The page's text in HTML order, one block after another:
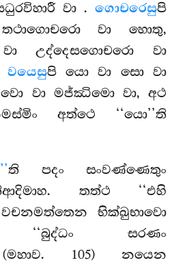
වා . ගොචරෙසුපි
වා හොතු,
උද්දෙසගොචරො වා
වයෙසුපි යො වා සො වා
වා මජ්ඣිමො වා, අථ
අත්ථෙ ‘‘යො’’ති
ති පදං සංවණ්ණෙතුං
තත්ථ ‘‘එහි
භික්ඛුභාවො
සරණං
(මහාව. 105) නයෙන